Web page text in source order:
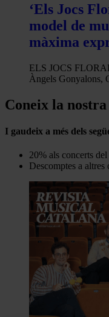
‘Els Jocs
model de
màxima
ELS JOCS
Àngels Gonyalons,
Coneix la
I gaudeix a més dels
20% als concerts
Descomptes a altres